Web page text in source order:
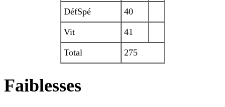
DéfSpé 40
Vit 41
Total 275
Faiblesses